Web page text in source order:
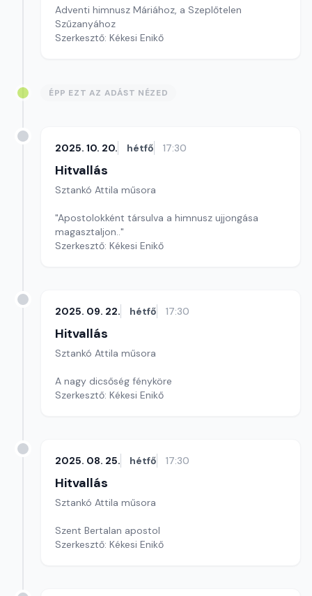
Adventi himnusz Máriához, a Szeplőtelen
Szűzanyához
Szerkesztő: Kékesi Enikő
ÉPP EZT AZ ADÁST NÉZED
2025. 10. 20. hétfő 17:30
Hitvallás
Sztankó Attila műsora
"Apostolokként társulva a himnusz ujjongása
magasztaljon.."
Szerkesztő: Kékesi Enikő
2025. 09. 22. hétfő 17:30
Hitvallás
Sztankó Attila műsora
A nagy dicsőség fényköre
Szerkesztő: Kékesi Enikő
2025. 08. 25. hétfő 17:30
Hitvallás
Sztankó Attila műsora
Szent Bertalan apostol
Szerkesztő: Kékesi Enikő